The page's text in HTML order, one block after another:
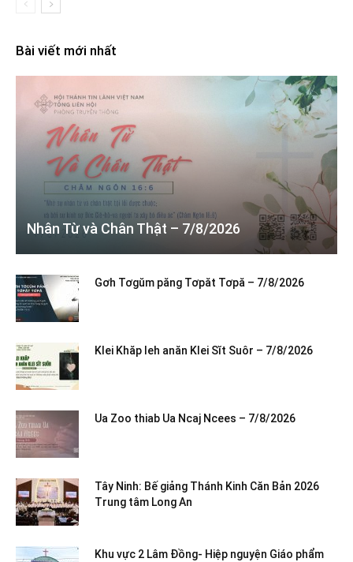
Bài viết mới nhất
Nhân Từ và Chân Thật – 7/8/2026
Gơh Tơgŭm păng Tơpăt Tơpă – 7/8/2026
Klei Khăp leh anăn Klei Sĭt Suôr – 7/8/2026
Ua Zoo thiab Ua Ncaj Ncees – 7/8/2026
Tây Ninh: Bế giảng Thánh Kinh Căn Bản 2026
Trung tâm Long An
Khu vực 2 Lâm Đồng- Hiệp nguyện Giáo phẩm